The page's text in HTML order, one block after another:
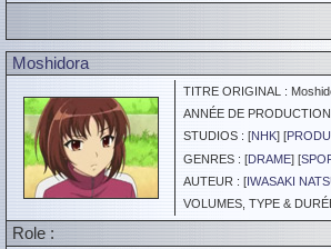
Moshidora
TITRE ORIGINAL :
ANNÉE DE
STUDIOS : [NHK] [
GENRES : [DRAME] [
AUTEUR : [IWASAKI
VOLUMES, TYPE &
Role :